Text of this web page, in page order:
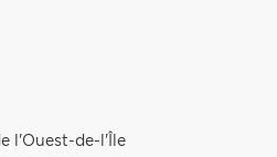
l'Ouest-de-l'Île